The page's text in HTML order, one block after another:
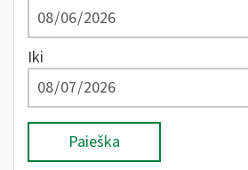
Iki
Paieška